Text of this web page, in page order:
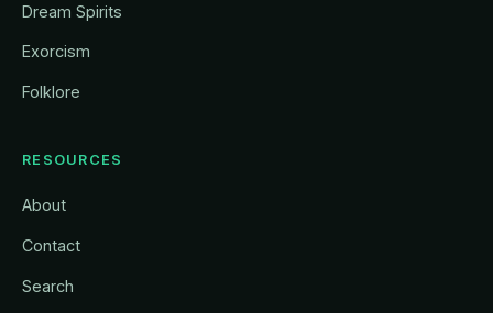
Dream Spirits
Exorcism
Folklore
RESOURCES
About
Contact
Search